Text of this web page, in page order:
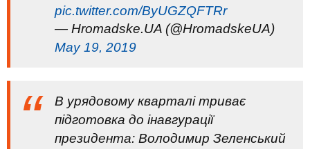
pic.twitter.com/ByUGZQFTRr
— Hromadske.UA (@HromadskeUA)
May 19, 2019
В урядовому кварталі триває
підготовка до інавгурації
президента: Володимир Зеленський